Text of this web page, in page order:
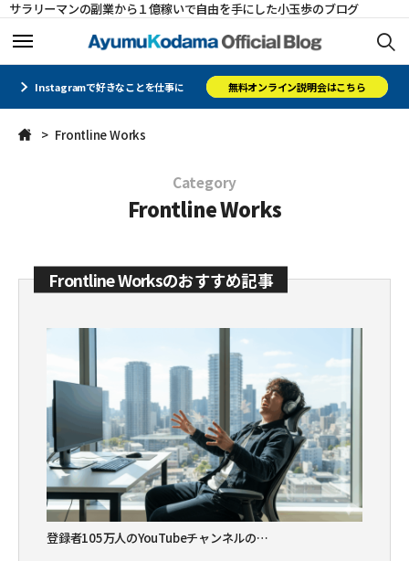
サラリーマンの副業から１億稼いで自由を手にした小玉歩のブログ
ホーム
メルマガ
会社概要
CLOSE
ホーム
メルマガ
会社概要
CLOSE
Instagramで好きなことを仕事に 無料オンライン説明会はこちら
Frontline Works
Category
Frontline Works
Frontline Worksのおすすめ記事
登録者105万人のYouTubeチャンネルの…